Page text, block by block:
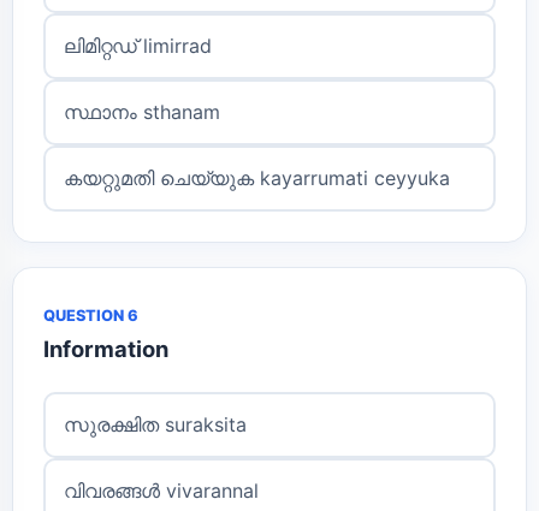
ലിമിറ്റഡ് limirrad
സ്ഥാനം sthanam
കയറ്റുമതി ചെയ്യുക kayarrumati ceyyuka
QUESTION 6
Information
സുരക്ഷിത suraksita
വിവരങ്ങൾ vivarannal